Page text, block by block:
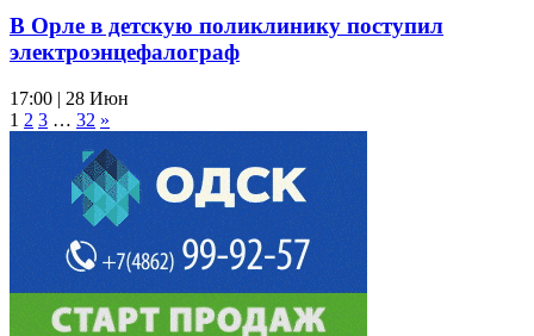
В Орле в детскую поликлинику поступил
электроэнцефалограф
17:00 | 28 Июн
1 2 3 … 32 »